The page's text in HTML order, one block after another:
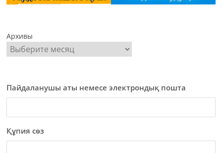
Архивы
Пайдаланушы аты немесе электрондық пошта
Құпия сөз